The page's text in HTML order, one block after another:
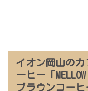
イオン岡山の
ーヒー「
ブラウンコーヒ